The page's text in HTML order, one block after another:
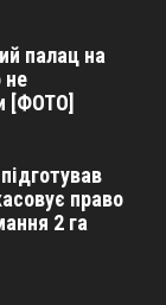
палац на
не
[ФОТО]
право
2 га